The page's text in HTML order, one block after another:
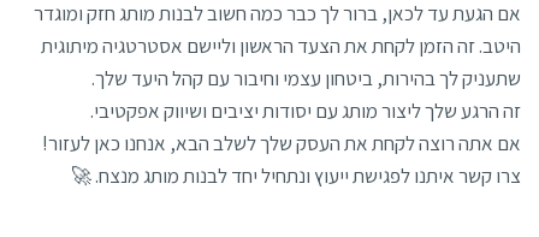
אם הגעת עד לכאן, ברור לך כבר כמה חשוב לבנות מותג חזק ומוגדר
היטב. זה הזמן לקחת את הצעד הראשון וליישם אסטרטגיה מיתוגית
שתעניק לך בהירות, ביטחון עצמי וחיבור עם קהל היעד שלך.
זה הרגע שלך ליצור מותג עם יסודות יציבים ושיווק אפקטיבי.
אם אתה רוצה לקחת את העסק שלך לשלב הבא, אנחנו כאן לעזור!
צרו קשר איתנו לפגישת ייעוץ ונתחיל יחד לבנות מותג מנצח. 🚀